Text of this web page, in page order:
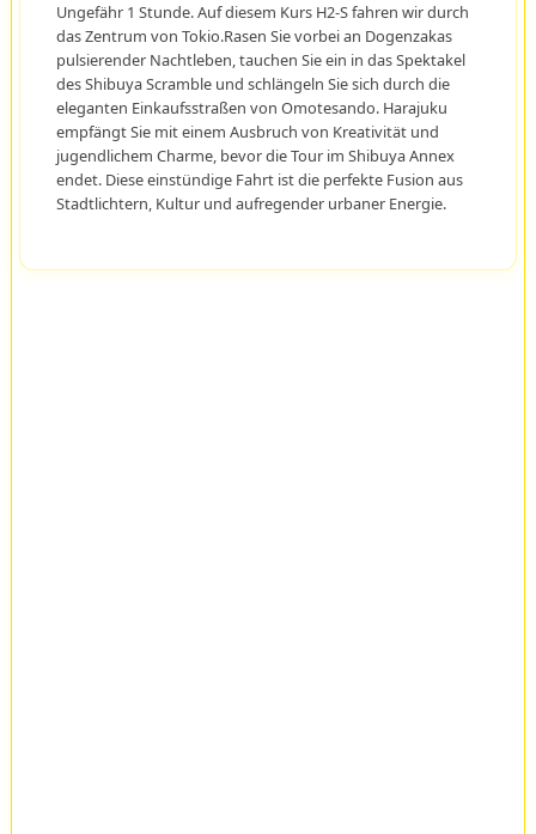
Ungefähr 1 Stunde. Auf diesem Kurs H2-S fahren wir durch
das Zentrum von Tokio.Rasen Sie vorbei an Dogenzakas
pulsierender Nachtleben, tauchen Sie ein in das Spektakel
des Shibuya Scramble und schlängeln Sie sich durch die
eleganten Einkaufsstraßen von Omotesando. Harajuku
empfängt Sie mit einem Ausbruch von Kreativität und
jugendlichem Charme, bevor die Tour im Shibuya Annex
endet. Diese einstündige Fahrt ist die perfekte Fusion aus
Stadtlichtern, Kultur und aufregender urbaner Energie.